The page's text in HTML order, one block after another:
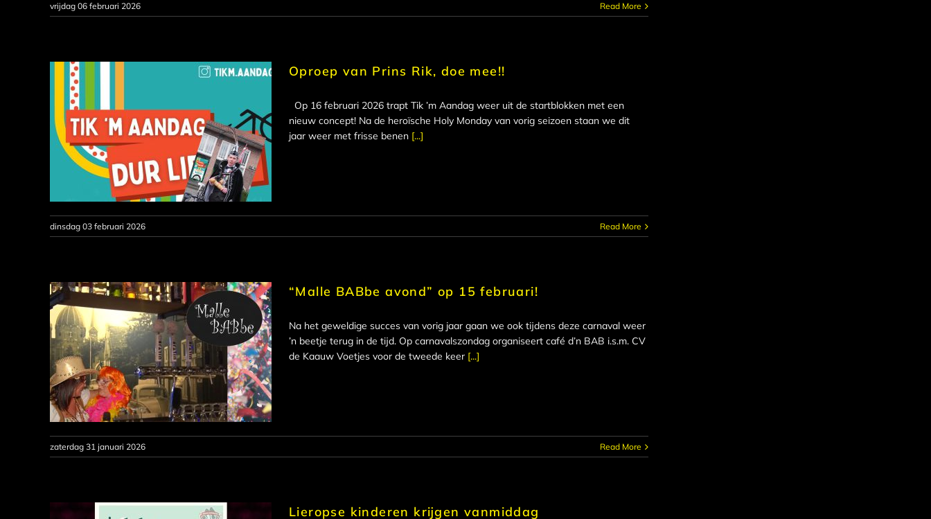
vrijdag 06 februari 2026 Read More
Oproep van Prins Rik, doe mee!!
Op 16 februari 2026 trapt Tik ’m Aandag weer uit de startblokken met een
nieuw concept! Na de heroïsche Holy Monday van vorig seizoen staan we dit
jaar weer met frisse benen [...]
dinsdag 03 februari 2026 Read More
“Malle BABbe avond” op 15 februari!
Na het geweldige succes van vorig jaar gaan we ook tijdens deze carnaval weer
’n beetje terug in de tijd. Op carnavalszondag organiseert café d’n BAB i.s.m. CV
de Kaauw Voetjes voor de tweede keer [...]
zaterdag 31 januari 2026 Read More
Lieropse kinderen krijgen vanmiddag